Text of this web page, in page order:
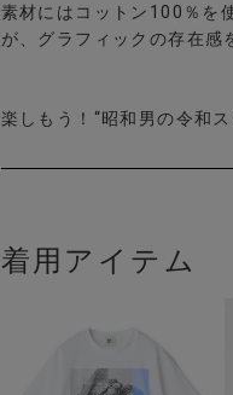
素材にはコットン100％を
が、グラフィックの存在感
楽しもう！“昭和男の令和ス
着用アイテム